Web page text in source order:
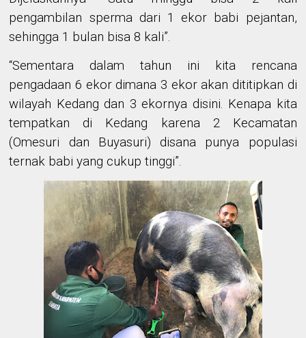
pengambilan sperma dari 1 ekor babi pejantan,
sehingga 1 bulan bisa 8 kali”.
“Sementara dalam tahun ini kita rencana
pengadaan 6 ekor dimana 3 ekor akan dititipkan di
wilayah Kedang dan 3 ekornya disini. Kenapa kita
tempatkan di Kedang karena 2 Kecamatan
(Omesuri dan Buyasuri) disana punya populasi
ternak babi yang cukup tinggi”.